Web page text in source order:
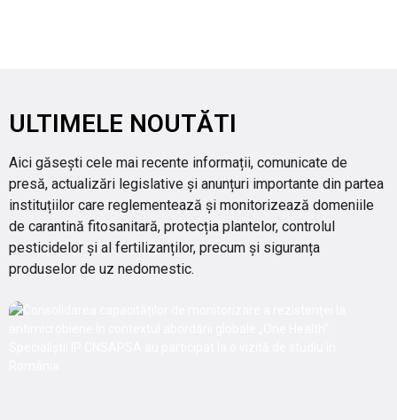
ULTIMELE NOUTĂTI
Aici găsești cele mai recente informații, comunicate de
presă, actualizări legislative și anunțuri importante din partea
instituțiilor care reglementează și monitorizează domeniile
de carantină fitosanitară, protecția plantelor, controlul
pesticidelor și al fertilizanților, precum și siguranța
produselor de uz nedomestic.